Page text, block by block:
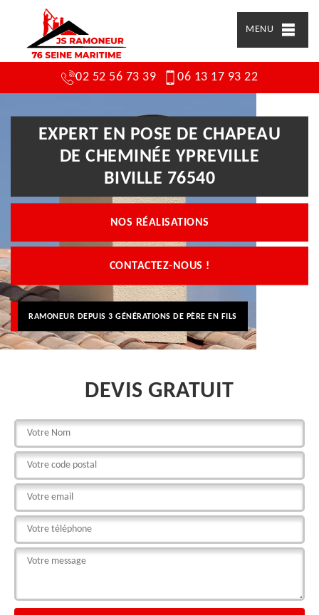
MENU
02 52 56 73 39 06 13 17 93 22
EXPERT EN POSE DE CHAPEAU
DE CHEMINÉE YPREVILLE
BIVILLE 76540
NOS RÉALISATIONS
CONTACTEZ-NOUS !
RAMONEUR DEPUIS 3 GÉNÉRATIONS DE PÈRE EN FILS
DEVIS GRATUIT